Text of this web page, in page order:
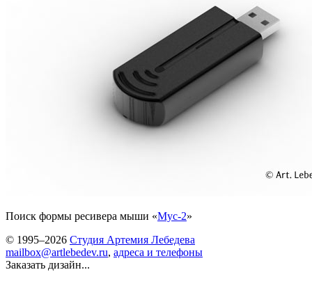
Поиск формы ресивера мыши «Мус-2»
© 1995–2026 Студия Артемия Лебедева
mailbox@artlebedev.ru, адреса и телефоны
Заказать дизайн...